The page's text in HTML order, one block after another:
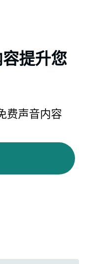
提升您
费声音内容